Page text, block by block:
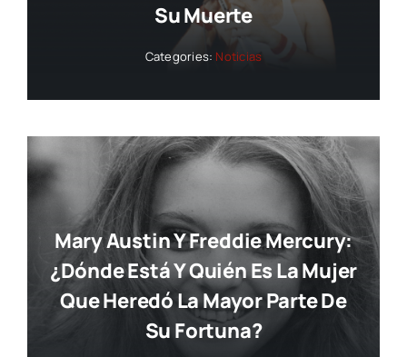
Su Muerte
Categories: Noticias
Mary Austin Y Freddie Mercury:
¿dónde Está Y Quién Es La Mujer
Que Heredó La Mayor Parte De
Su Fortuna?